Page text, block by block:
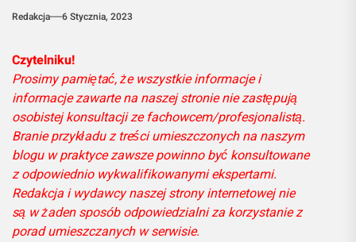
Redakcja 6 Stycznia, 2023
Czytelniku!
Prosimy pamiętać, że wszystkie informacje i
informacje zawarte na naszej stronie nie zastępują
osobistej konsultacji ze fachowcem/profesjonalistą.
Branie przykładu z treści umieszczonych na naszym
blogu w praktyce zawsze powinno być konsultowane
z odpowiednio wykwalifikowanymi ekspertami.
Redakcja i wydawcy naszej strony internetowej nie
są w żaden sposób odpowiedzialni za korzystanie z
porad umieszczanych w serwisie.